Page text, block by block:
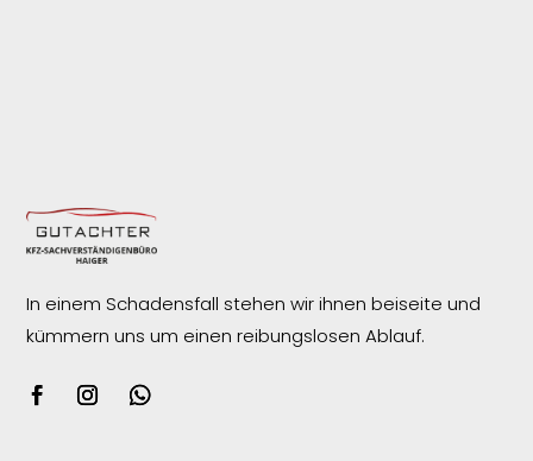
In einem Schadensfall stehen wir ihnen beiseite und
kümmern uns um einen reibungslosenAblauf.